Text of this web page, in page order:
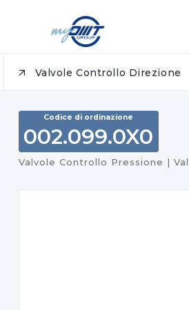
Valvole Controllo Direzione
Codice di ordinazione
002.099.0X0
Valvole Controllo Pressione |